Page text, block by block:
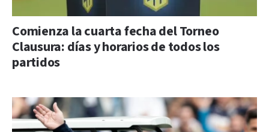
Comienza la cuarta fecha del Torneo
Clausura: días y horarios de todos los
partidos